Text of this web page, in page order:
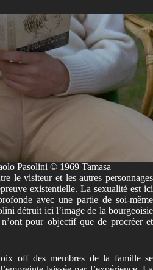
Pasolini © 1969 Tamasa
le visiteur et les autres personnages
existentielle. La sexualité est ici
avec une partie de soi-même
détruit ici l’image de la bourgeoisie
pour objectif que de procréer et
off des membres de la famille se